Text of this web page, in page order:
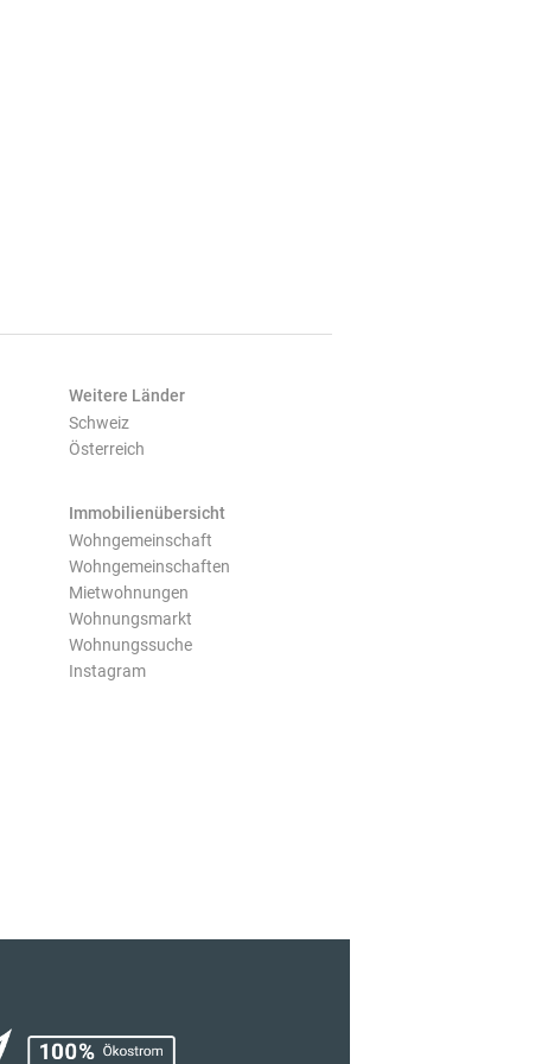
Weitere Länder
Schweiz
Österreich
Immobilienübersicht
Wohngemeinschaft
Wohngemeinschaften
Mietwohnungen
Wohnungsmarkt
Wohnungssuche
Instagram